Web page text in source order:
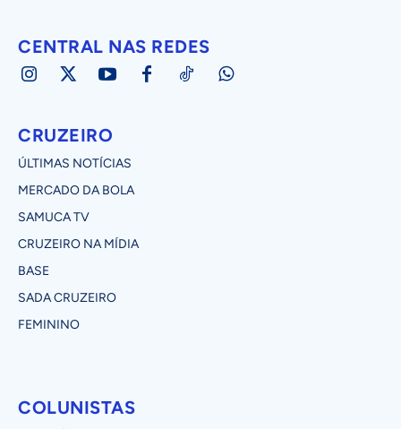
CENTRAL NAS REDES
CRUZEIRO
ÚLTIMAS NOTÍCIAS
MERCADO DA BOLA
SAMUCA TV
CRUZEIRO NA MÍDIA
BASE
SADA CRUZEIRO
FEMININO
COLUNISTAS